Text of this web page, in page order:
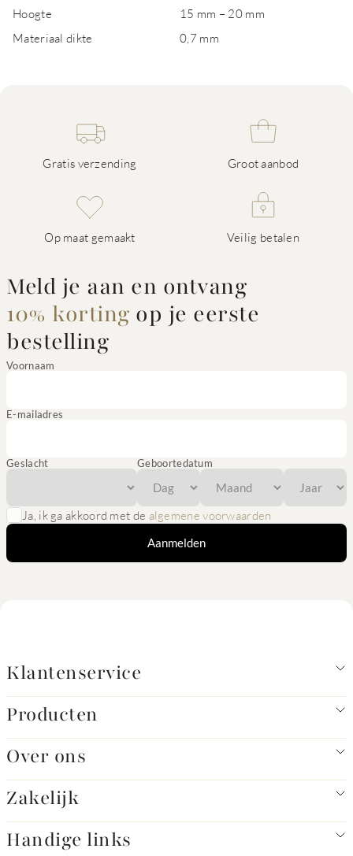
Hoogte
15 mm – 20 mm
Materiaal dikte
0,7 mm
Gratis verzending Groot aanbod
Op maat gemaakt Veilig betalen
Meld je aan en ontvang
10% korting op je eerste
bestelling
Voornaam
E-mailadres
Geslacht Geboortedatum
Ja, ik ga akkoord met de algemene voorwaarden
Aanmelden
Klantenservice
Producten
Over ons
Zakelijk
Handige links